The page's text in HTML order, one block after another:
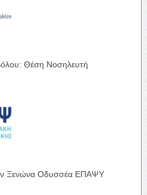
Θέση Νοσηλευτή
Ξενώνα Οδυσσέα ΕΠΑΨΥ